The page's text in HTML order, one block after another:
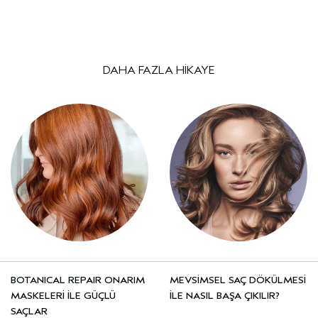
DAHA FAZLA HİKAYE
BOTANICAL REPAIR ONARIM
MASKELERİ İLE GÜÇLÜ
SAÇLAR
MEVSİMSEL SAÇ DÖKÜLMESİ
İLE NASIL BAŞA ÇIKILIR?